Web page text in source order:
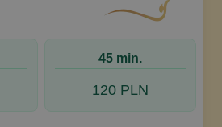
45 min.
120 PLN